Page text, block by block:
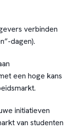
verbinden
dagen).
een hoge kans
initiatieven
van studenten